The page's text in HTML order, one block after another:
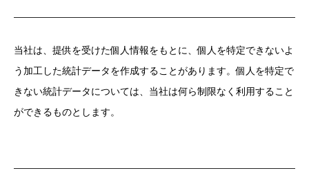
当社は、提供を受けた個人情報をもとに、個人を特定できないよ
う加工した統計データを作成することがあります。個人を特定で
きない統計データについては、当社は何ら制限なく利用すること
ができるものとします。